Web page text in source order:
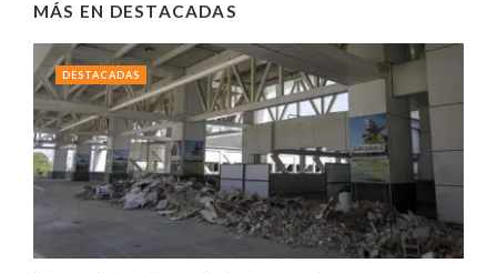
MÁS EN DESTACADAS
DESTACADAS